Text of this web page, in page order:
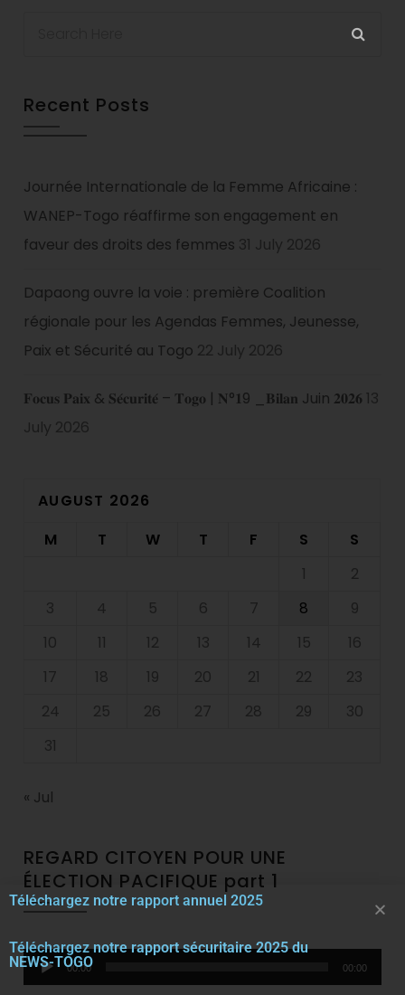
Recent Posts
Journée Internationale de la Femme Africaine :
WANEP-Togo réaffirme son engagement en
faveur des droits des femmes 31 July 2026
Dapaong ouvre la voie : première Coalition
régionale pour les Agendas Femmes, Jeunesse,
Paix et Sécurité au Togo 22 July 2026
𝐅𝐨𝐜𝐮𝐬 𝐏𝐚𝐢𝐱 & 𝐒𝐞́𝐜𝐮𝐫𝐢𝐭𝐞́ – 𝐓𝐨𝐠𝐨 | 𝐍°𝟏9 _𝐁𝐢𝐥𝐚𝐧 Juin 𝟐𝟎𝟐𝟔 13
July 2026
AUGUST 2026
M
T W T F S
S
1
2
3
4 5 6 7 8
9
10
11 12 13 14 15
16
17
18 19 20 21 22
23
24
25 26 27 28 29
30
31
« Jul
REGARD CITOYEN POUR UNE
ÉLECTION PACIFIQUE part 1
Audio
Player
00:00 00:00
Téléchargez notre rapport annuel 2025
Téléchargez notre rapport sécuritaire 2025 du
NEWS-TOGO